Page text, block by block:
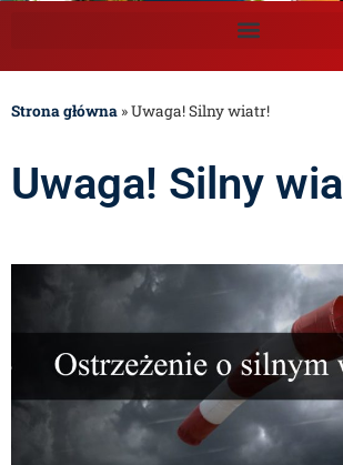
Strona główna »Uwaga! Silny wiatr!
Uwaga! Silny